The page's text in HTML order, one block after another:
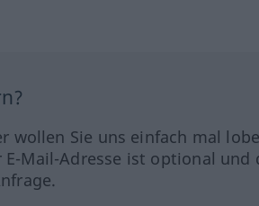
wollen Sie uns einfach mal
E-Mail-Adresse ist optional und